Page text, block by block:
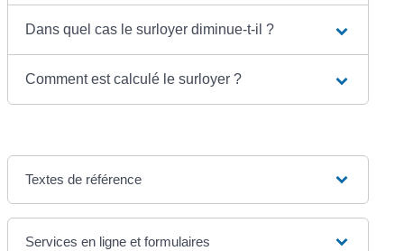
Dans quel cas le surloyer diminue-t-il ?
Comment est calculé le surloyer ?
Textes de référence
Services en ligne et formulaires